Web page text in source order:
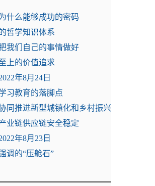
什么能够成功的密码
哲学知识体系
我们自己的事情做好
上的价值追求
年8月24日
习教育的落脚点
同推进新型城镇化和乡村振兴
业链供应链安全稳定
年8月23日
调的“压舱石”